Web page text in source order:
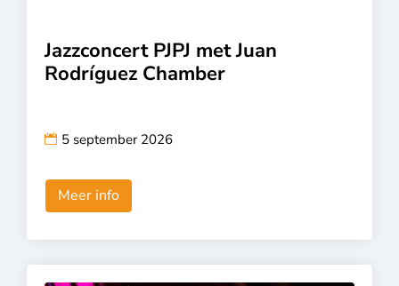
Jazzconcert PJPJ met Juan
Rodríguez Chamber
5 september 2026
Meer info